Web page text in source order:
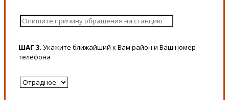
ШАГ 3. Укажите ближайший к Вам район и Ваш номер
телефона